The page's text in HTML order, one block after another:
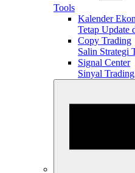
Tools
Kalender
Tetap Update
Copy Trading
Salin Strategi
Signal Center
Sinyal